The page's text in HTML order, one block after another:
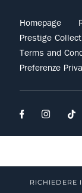
Homepage
Prestige
Terms and
Preferenze
RICHIEDERE